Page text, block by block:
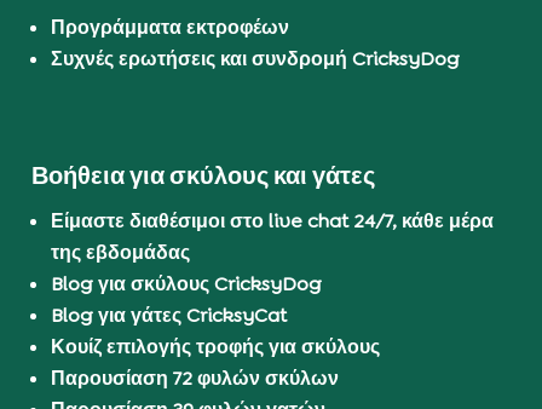
Προγράμματα εκτροφέων
Συχνές ερωτήσεις και συνδρομή CricksyDog
Βοήθεια για σκύλους και γάτες
Είμαστε διαθέσιμοι στο live chat 24/7, κάθε μέρα
της εβδομάδας
Blog για σκύλους CricksyDog
Blog για γάτες CricksyCat
Κουίζ επιλογής τροφής για σκύλους
Παρουσίαση 72 φυλών σκύλων